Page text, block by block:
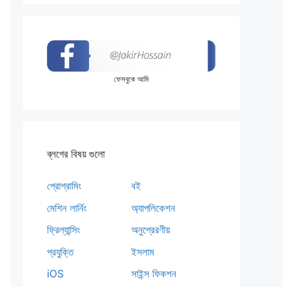
ফেসবুকে আমি
ব্লগের বিষয় গুলো
প্রোগ্রামিং
মেশিন লার্নিং
ফ্রিল্যান্সিং
প্রযুক্তি
iOS
বই
অ্যাপলিকেশন
অনুপ্রেরণীয়
ইসলাম
সাইন্স ফিকশন